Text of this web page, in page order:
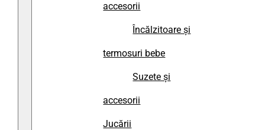
accesorii
Încălzitoare și
termosuri bebe
Suzete și
accesorii
Jucării